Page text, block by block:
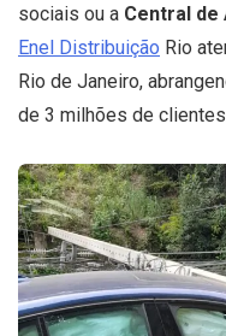
sociais ou a Central de
Enel Distribuição Rio
Rio de Janeiro,
de 3 milhões de